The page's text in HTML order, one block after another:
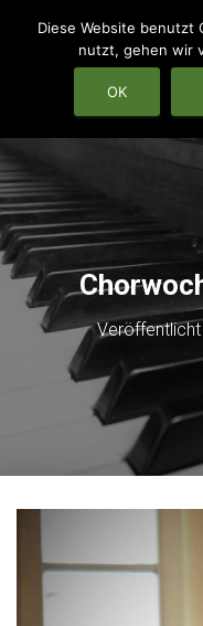
Diese Website benutzt
nutzt, gehen wir
OK